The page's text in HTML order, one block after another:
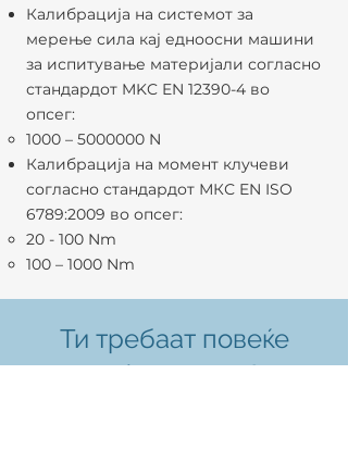
Калибрација на системот за
мерење сила кај едноосни машини
за испитување материјали согласно
стандардот MKC EN 12390-4 во
опсег:
1000 – 5000000 N
Калибрација на момент клучеви
согласно стандардот МКС EN ISO
6789:2009 во опсег:
20 - 100 Nm
100 – 1000 Nm
Ти требаат повеќе
информации?